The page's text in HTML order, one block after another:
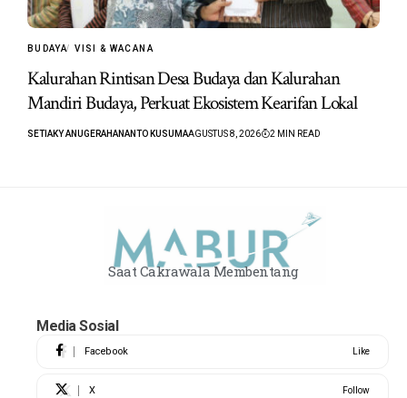
BUDAYA VISI & WACANA
Kalurahan Rintisan Desa Budaya dan Kalurahan
Mandiri Budaya, Perkuat Ekosistem Kearifan Lokal
SETIAKY ANUGERAHANANTO KUSUMAAGUSTUS 8, 2026 2 MIN READ
Saat Cakrawala Membentang
Media Sosial
Facebook Like
X Follow